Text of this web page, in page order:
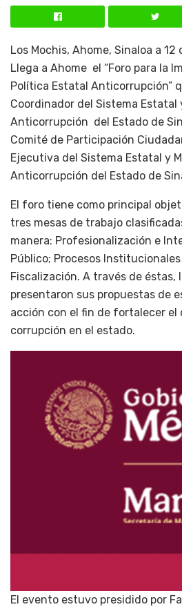
Los Mochis, Ahome, Sinaloa a
Llega a Ahome el “Foro para la
Política Estatal Anticorrupción”
Coordinador del Sistema Estatal
Anticorrupción del Estado de
Comité de Participación
Ejecutiva del Sistema Estatal y
Anticorrupción del Estado de
El foro tiene como principal
tres mesas de trabajo
manera: Profesionalización e
Público; Procesos
Fiscalización. A través de éstas,
presentaron sus propuestas de
acción con el fin de fortalecer el
corrupción en el estado.
El evento estuvo presidido por